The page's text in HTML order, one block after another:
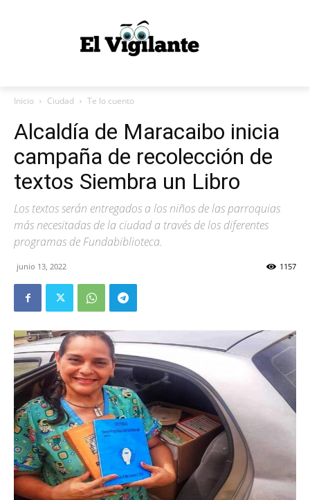
Inicio Ciudad Te lo cuento
Alcaldía de Maracaibo inicia
campaña de recolección de
textos Siembra un Libro
Los textos serán entregados a los niños de las parroquias
más necesitadas de la ciudad a través de los diferentes
programas de Fundabiblioteca.
junio 13, 2022 1157